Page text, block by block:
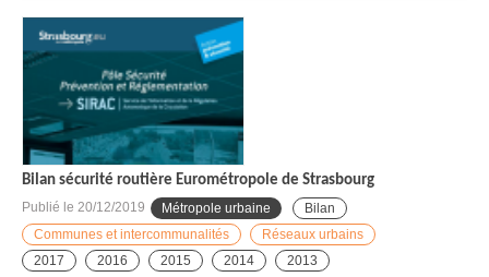
Bilan sécurité routière Eurométropole de Strasbourg
Publié le 20/12/2019 Métropole urbaine
Bilan
Communes et intercommunalités
Réseaux urbains
2017
2016 2015 2014 2013